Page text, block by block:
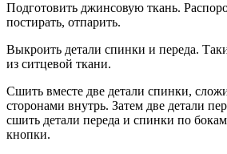
Подготовить джинсовую ткань.
постирать, отпарить.
Выкроить детали спинки и переда.
из ситцевой ткани.
Сшить вместе две детали спинки,
сторонами внутрь. Затем две детали
сшить детали переда и спинки по
кнопки.